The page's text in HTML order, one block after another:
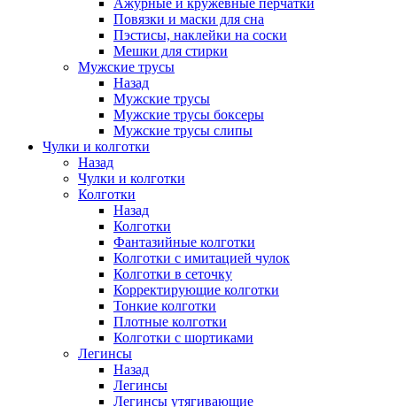
Ажурные и кружевные перчатки
Повязки и маски для сна
Пэстисы, наклейки на соски
Мешки для стирки
Мужские трусы
Назад
Мужские трусы
Мужские трусы боксеры
Мужские трусы слипы
Чулки и колготки
Назад
Чулки и колготки
Колготки
Назад
Колготки
Фантазийные колготки
Колготки с имитацией чулок
Колготки в сеточку
Корректирующие колготки
Тонкие колготки
Плотные колготки
Колготки с шортиками
Легинсы
Назад
Легинсы
Легинсы утягивающие